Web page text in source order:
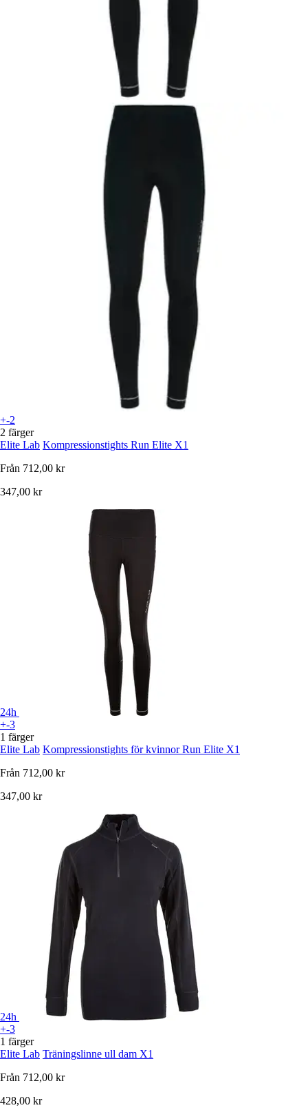
+-2
2 färger
Elite Lab Kompressionstights Run Elite X1
Från 712,00 kr
347,00 kr
24h
+-3
1 färger
Elite Lab Kompressionstights för kvinnor Run Elite X1
Från 712,00 kr
347,00 kr
24h
+-3
1 färger
Elite Lab Träningslinne ull dam X1
Från 712,00 kr
428,00 kr